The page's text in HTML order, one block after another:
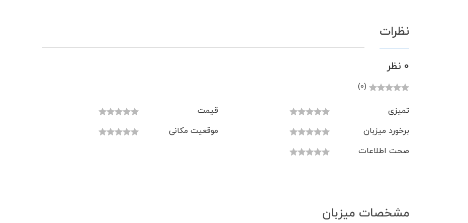
نظرات
0 نظر
(0)
تمیزی
برخورد میزبان
صحت اطلاعات
قیمت
موقعیت مکانی
مشخصات میزبان